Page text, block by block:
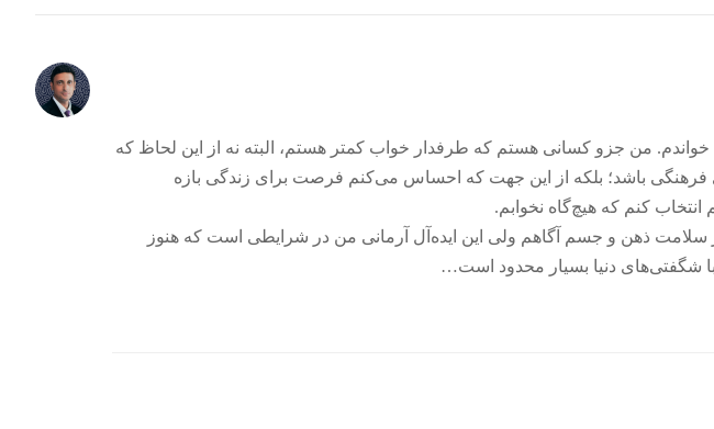
خواندم. من جزو کسانی هستم که طرفدار خواب کمتر هستم، البته نه از این لحاظ که
فرهنگی باشد؛ بلکه از این جهت که احساس می‌کنم فرصت برای زندگی بازه
کنم که هیچ‌گاه نخوابم.
بر سلامت ذهن و جسم آگاهم ولی این ایده‌آل آرمانی من در شرایطی است که هنوز
شگفتی‌های دنیا بسیار محدود است…